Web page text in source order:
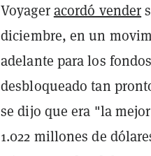
Voyageracordó vender
diciembre, en un
adelante para los
desbloqueado tan
se dijo que era "la
1.022 millones de